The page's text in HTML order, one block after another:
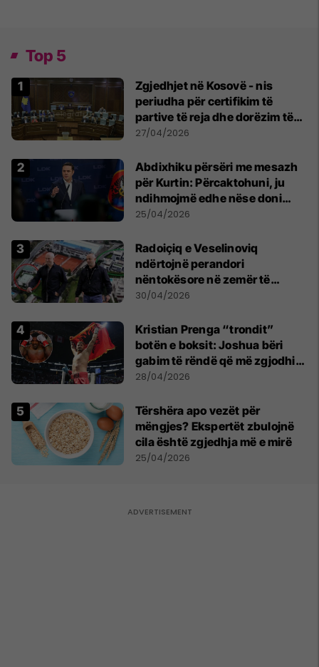
Top 5
Zgjedhjet në Kosovë - nis
periudha për certifikim të
partive të reja dhe dorëzim të
listës së kandidatëve për
27/04/2026
Abdixhiku përsëri me mesazh
për Kurtin: Përcaktohuni, ju
ndihmojmë edhe nëse doni
marrëveshje me PDK-në
25/04/2026
Radoiçiq e Veselinoviq
ndërtojnë perandori
nëntokësore në zemër të
Beogradit, nën vilat e tyre
30/04/2026
Kristian Prenga “trondit”
botën e boksit: Joshua bëri
gabim të rëndë që më zgjodhi
mua si kundërshtar
28/04/2026
Tërshëra apo vezët për
mëngjes? Ekspertët zbulojnë
cila është zgjedhja më e mirë
25/04/2026